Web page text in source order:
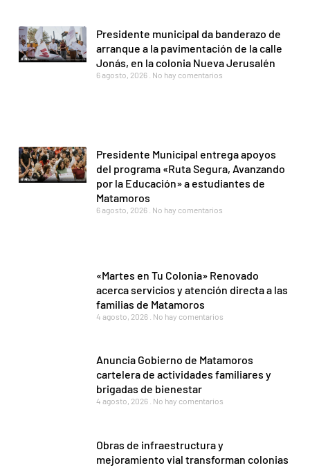
Presidente municipal da banderazo de
arranque a la pavimentación de la calle
Jonás, en la colonia Nueva Jerusalén
6 agosto, 2026 No hay comentarios
Presidente Municipal entrega apoyos
del programa «Ruta Segura, Avanzando
por la Educación» a estudiantes de
Matamoros
6 agosto, 2026 No hay comentarios
«Martes en Tu Colonia» Renovado
acerca servicios y atención directa a las
familias de Matamoros
4 agosto, 2026 No hay comentarios
Anuncia Gobierno de Matamoros
cartelera de actividades familiares y
brigadas de bienestar
4 agosto, 2026 No hay comentarios
Obras de infraestructura y
mejoramiento vial transforman colonias